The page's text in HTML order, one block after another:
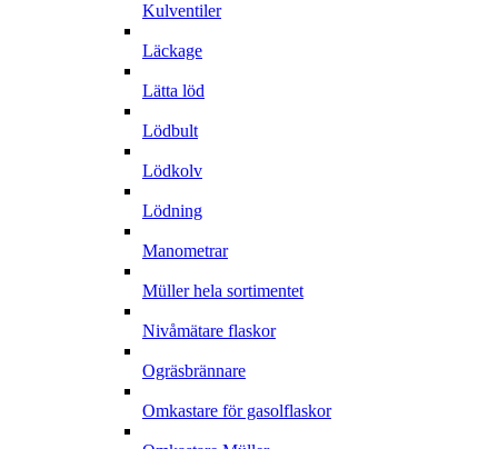
Kulventiler
Läckage
Lätta löd
Lödbult
Lödkolv
Lödning
Manometrar
Müller hela sortimentet
Nivåmätare flaskor
Ogräsbrännare
Omkastare för gasolflaskor